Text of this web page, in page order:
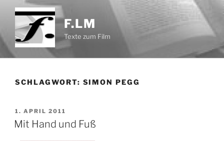
Zum
Inhalt
springen
F.LM
Texte zum Film
SCHLAGWORT: SIMON PEGG
VERÖFFENTLICHT
AM
1. APRIL 2011
Mit Hand und Fuß